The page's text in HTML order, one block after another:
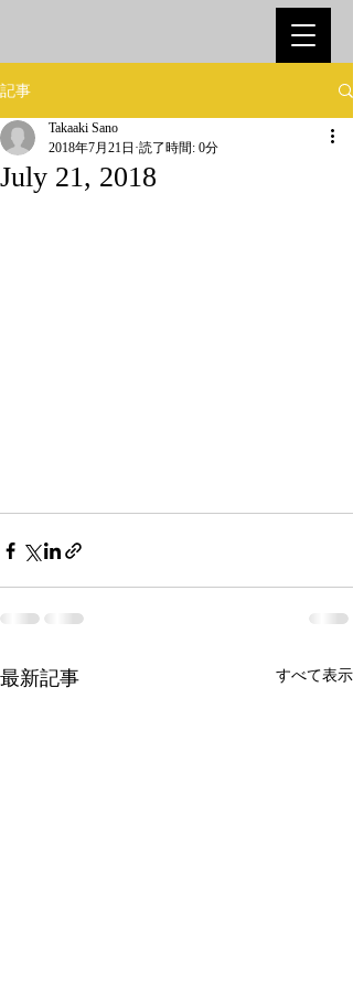
記事
July 21, 2018
Takaaki Sano
2018年7月21日 読了時間: 0分
最新記事 すべて表示